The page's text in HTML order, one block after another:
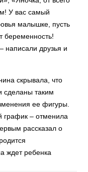
У вас самый
малышке, пусть
беременность!
написали друзья и
скрывала, что
сделаны таким
ее фигуры.
график – отменила
рассказал о
ждет ребенка